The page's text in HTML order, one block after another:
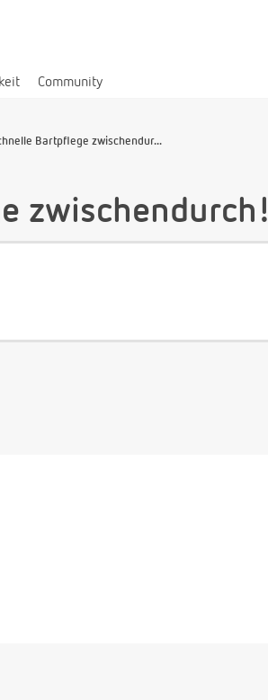
Community
Bartpflege zwischendur...
zwischendurch!